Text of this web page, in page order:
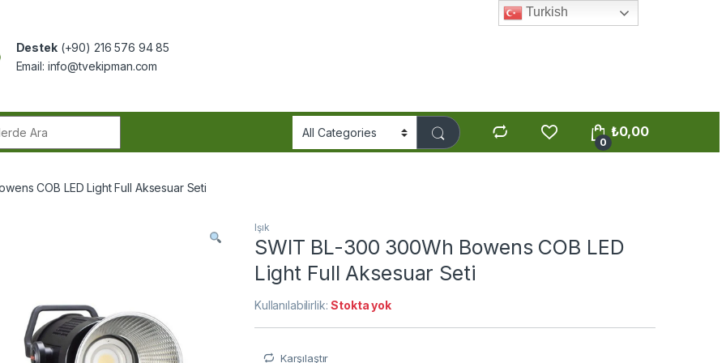
Destek(+90) 216 576 94 85
Email: info@tvekipman.com
0
₺0,00
COB LED Light Full Aksesuar Seti
Işık
SWIT BL-300 300Wh Bowens COB LED
Light Full Aksesuar Seti
Kullanılabilirlik:Stokta yok
Karşılaştır
Turkish